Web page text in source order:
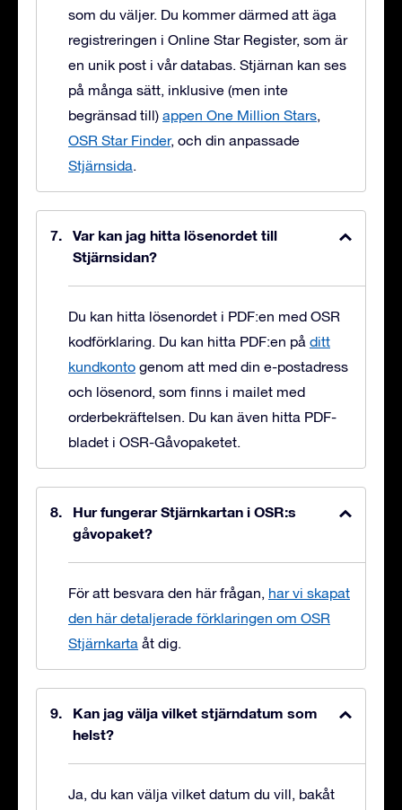
som du väljer. Du kommer därmed att äga
registreringen i Online Star Register, som är
en unik post i vår databas. Stjärnan kan ses
på många sätt, inklusive (men inte
begränsad till) appen One Million Stars,
OSR Star Finder, och din anpassade
Stjärnsida.
Var kan jag hitta lösenordet till
Stjärnsidan?
Du kan hitta lösenordet i PDF:en med OSR
kodförklaring. Du kan hitta PDF:en på ditt
kundkonto genom att med din e-postadress
och lösenord, som finns i mailet med
orderbekräftelsen. Du kan även hitta PDF-
bladet i OSR-Gåvopaketet.
Hur fungerar Stjärnkartan i OSR:s
gåvopaket?
För att besvara den här frågan, har vi skapat
den här detaljerade förklaringen om OSR
Stjärnkarta åt dig.
Kan jag välja vilket stjärndatum som
helst?
Ja, du kan välja vilket datum du vill, bakåt